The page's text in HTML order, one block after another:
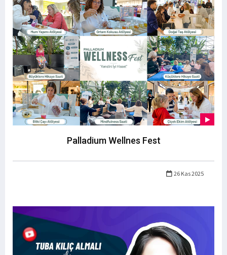
Palladium Wellnes Fest
26 Kas 2025